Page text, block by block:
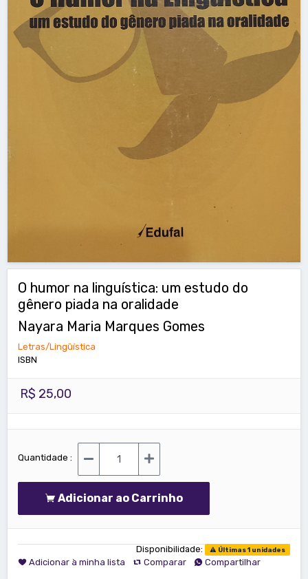
O humor na linguística: um estudo do
gênero piada na oralidade
Nayara Maria Marques Gomes
Letras/Lingüística
ISBN
R$ 25,00
Quantidade :
Adicionar ao Carrinho
Disponibilidade: Últimas 1 unidades
Adicionar à minha lista Comparar Compartilhar